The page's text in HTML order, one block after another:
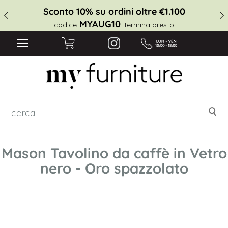
Sconto 10% su ordini oltre €1.100
codice MYAUG10 Termina presto
Mason Tavolino da caffè in Vetro
nero - Oro spazzolato